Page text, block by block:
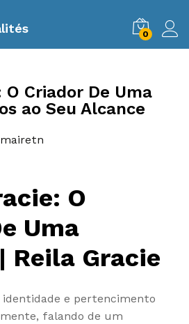
0
O Criador De Uma
ao Seu Alcance
O
Uma
Reila Gracie
identidade e pertencimento
falando de um